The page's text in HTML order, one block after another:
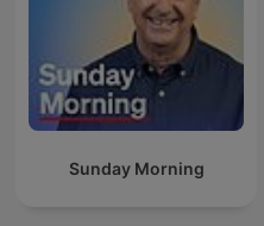
Sunday Morning